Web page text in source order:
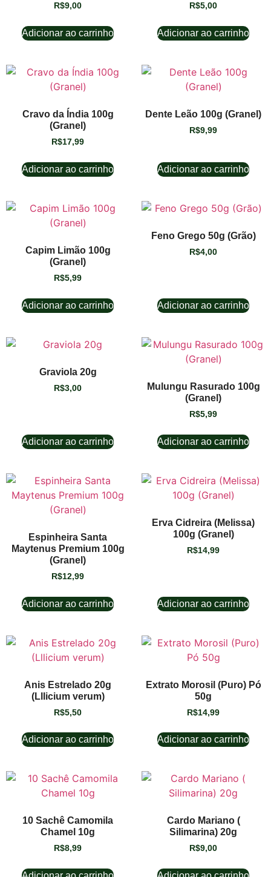
R$9,00
Adicionar ao carrinho
R$5,00
Adicionar ao carrinho
Cravo da Índia 100g
(Granel)
R$17,99
Adicionar ao carrinho
Dente Leão 100g (Granel)
R$9,99
Adicionar ao carrinho
Capim Limão 100g
(Granel)
R$5,99
Adicionar ao carrinho
Feno Grego 50g (Grão)
R$4,00
Adicionar ao carrinho
Graviola 20g
R$3,00
Adicionar ao carrinho
Mulungu Rasurado 100g
(Granel)
R$5,99
Adicionar ao carrinho
Espinheira Santa
Maytenus Premium 100g
(Granel)
R$12,99
Adicionar ao carrinho
Erva Cidreira (Melissa)
100g (Granel)
R$14,99
Adicionar ao carrinho
Anis Estrelado 20g
(Lllicium verum)
R$5,50
Adicionar ao carrinho
Extrato Morosil (Puro) Pó
50g
R$14,99
Adicionar ao carrinho
10 Sachê Camomila
Chamel 10g
R$8,99
Cardo Mariano (
Silimarina) 20g
R$9,00